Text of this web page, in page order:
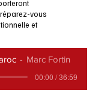
vous
et
Marc Fortin
00:00 / 36:59